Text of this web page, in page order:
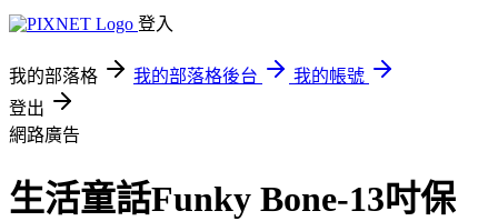
登入
我的部落格 我的部落格後台
我的帳號
登出
網路廣告
生活童話Funky Bone-13吋保